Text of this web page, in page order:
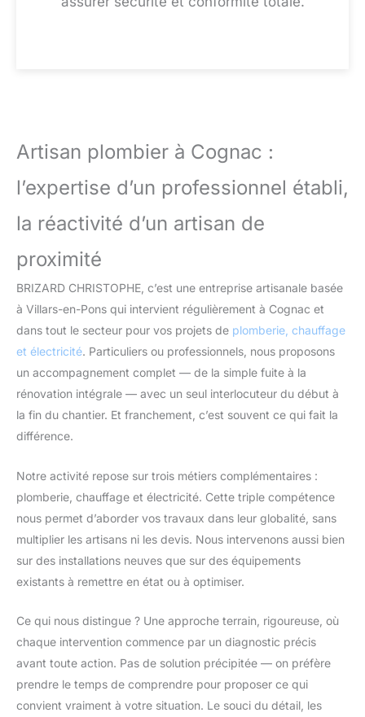
Artisan plombier à Cognac :
l’expertise d’un professionnel établi,
la réactivité d’un artisan de
proximité
BRIZARD CHRISTOPHE, c’est une entreprise artisanale basée
à Villars-en-Pons qui intervient régulièrement à Cognac et
dans tout le secteur pour vos projets de plomberie, chauffage
et électricité. Particuliers ou professionnels, nous proposons
un accompagnement complet — de la simple fuite à la
rénovation intégrale — avec un seul interlocuteur du début à
la fin du chantier. Et franchement, c’est souvent ce qui fait la
différence.
Notre activité repose sur trois métiers complémentaires :
plomberie, chauffage et électricité. Cette triple compétence
nous permet d’aborder vos travaux dans leur globalité, sans
multiplier les artisans ni les devis. Nous intervenons aussi bien
sur des installations neuves que sur des équipements
existants à remettre en état ou à optimiser.
Ce qui nous distingue ? Une approche terrain, rigoureuse, où
chaque intervention commence par un diagnostic précis
avant toute action. Pas de solution précipitée — on préfère
prendre le temps de comprendre pour proposer ce qui
convient vraiment à votre situation. Le souci du détail, les